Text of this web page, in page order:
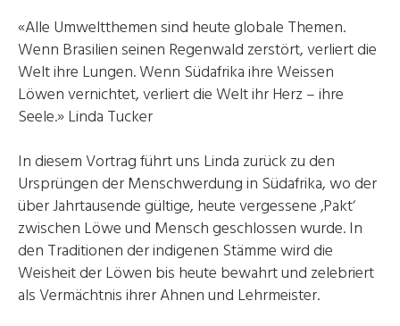
«Alle Umweltthemen sind heute globale Themen.
Wenn Brasilien seinen Regenwald zerstört, verliert die
Welt ihre Lungen. Wenn Südafrika ihre Weissen
Löwen vernichtet, verliert die Welt ihr Herz – ihre
Seele.» Linda Tucker
In diesem Vortrag führt uns Linda zurück zu den
Ursprüngen der Menschwerdung in Südafrika, wo der
über Jahrtausende gültige, heute vergessene ‚Pakt‘
zwischen Löwe und Mensch geschlossen wurde. In
den Traditionen der indigenen Stämme wird die
Weisheit der Löwen bis heute bewahrt und zelebriert
als Vermächtnis ihrer Ahnen und Lehrmeister.